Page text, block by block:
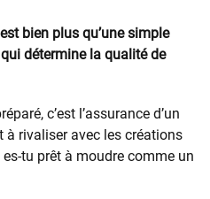
bien plus qu’une simple
détermine la qualité de
c’est l’assurance d’un
à rivaliser avec les créations
tu prêt à moudre comme un